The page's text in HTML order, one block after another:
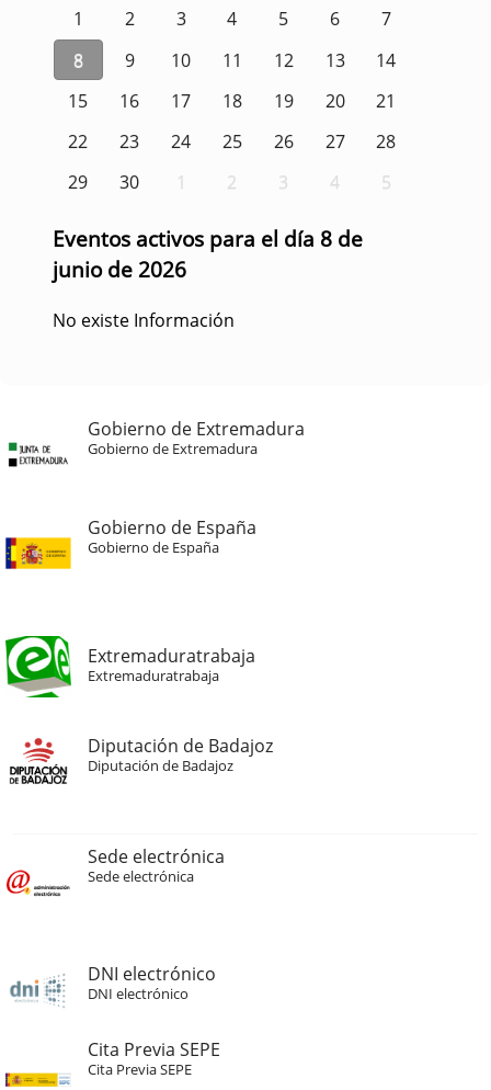
1 2 3 4 5 6
7
8
9 10 11 12 13
14
15
16 17 18 19 20
21
22
23 24 25 26 27
28
29
30 1 2 3 4 5
Eventos activos para el día 8 de
junio de 2026
No existe Información
Gobierno de Extremadura
Gobierno de Extremadura
Gobierno de España
Gobierno de España
Extremaduratrabaja
Extremaduratrabaja
Diputación de Badajoz
Diputación de Badajoz
Sede electrónica
Sede electrónica
DNI electrónico
DNI electrónico
Cita Previa SEPE
Cita Previa SEPE